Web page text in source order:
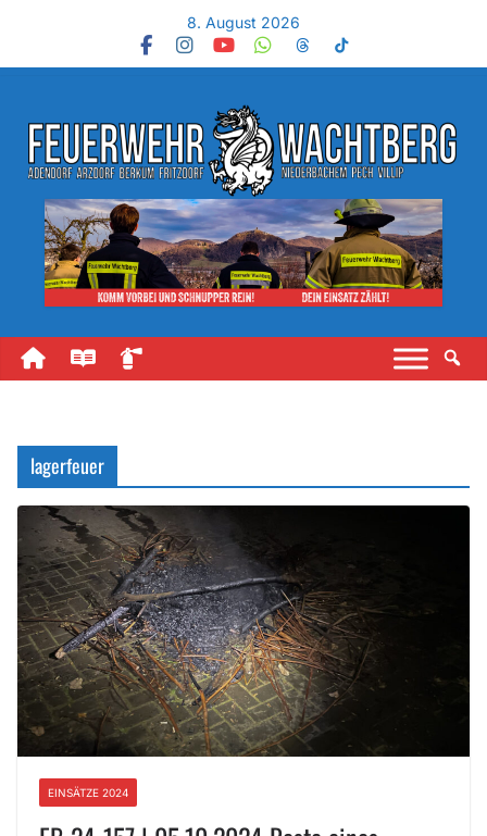
8. August 2026
lagerfeuer
EINSÄTZE 2024